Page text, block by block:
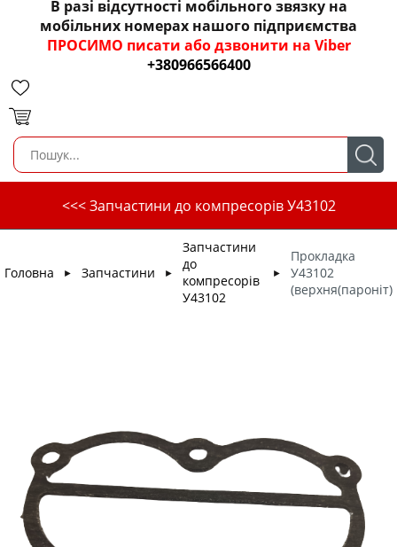
В разі відсутності мобільного звязку на
мобільних номерах нашого підприємства
ПРОСИМО писати або дзвонити на Viber
+380966566400
<<< Запчастини до компресорів У43102
Головна ► Запчастини ►
Запчастини
до
компресорів
У43102
►
Прокладка
У43102
(верхня(пароніт)